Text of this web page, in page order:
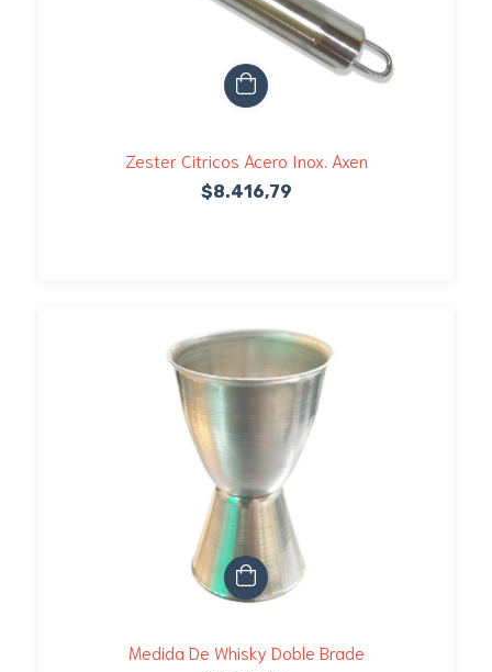
Zester Citricos Acero Inox. Axen
$8.416,79
Medida De Whisky Doble Brade